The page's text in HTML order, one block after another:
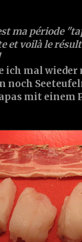
ma période
et voilà le
ich mal wieder
noch
mit